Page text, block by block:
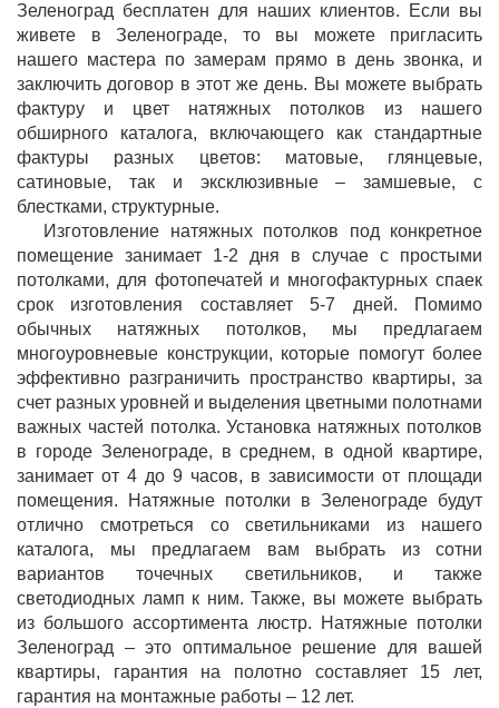
Зеленоград бесплатен для наших клиентов. Если вы
живете в Зеленограде, то вы можете пригласить
нашего мастера по замерам прямо в день звонка, и
заключить договор в этот же день. Вы можете выбрать
фактуру и цвет натяжных потолков из нашего
обширного каталога, включающего как стандартные
фактуры разных цветов: матовые, глянцевые,
сатиновые, так и эксклюзивные – замшевые, с
блестками, структурные.
Изготовление натяжных потолков под конкретное
помещение занимает 1-2 дня в случае с простыми
потолками, для фотопечатей и многофактурных спаек
срок изготовления составляет 5-7 дней. Помимо
обычных натяжных потолков, мы предлагаем
многоуровневые конструкции, которые помогут более
эффективно разграничить пространство квартиры, за
счет разных уровней и выделения цветными полотнами
важных частей потолка. Установка натяжных потолков
в городе Зеленограде, в среднем, в одной квартире,
занимает от 4 до 9 часов, в зависимости от площади
помещения. Натяжные потолки в Зеленограде будут
отлично смотреться со светильниками из нашего
каталога, мы предлагаем вам выбрать из сотни
вариантов точечных светильников, и также
светодиодных ламп к ним. Также, вы можете выбрать
из большого ассортимента люстр. Натяжные потолки
Зеленоград – это оптимальное решение для вашей
квартиры, гарантия на полотно составляет 15 лет,
гарантия на монтажные работы – 12 лет.